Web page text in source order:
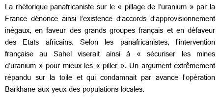
La rhétorique panafricaniste sur le « pillage de l’uranium » par la
France dénonce ainsi l’existence d’accords d’approvisionnement
inégaux, en faveur des grands groupes français et en défaveur
des Etats africains. Selon les panafricanistes, l’intervention
française au Sahel viserait ainsi à « sécuriser les mines
d’uranium » pour mieux les « piller ». Un argument extrêmement
répandu sur la toile et qui condamnait par avance l’opération
Barkhane aux yeux des populations locales.